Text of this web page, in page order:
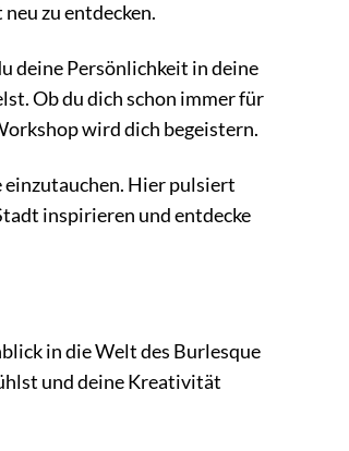
zu entdecken.
deine Persönlichkeit in deine
Ob du dich schon immer für
wird dich begeistern.
einzutauchen. Hier pulsiert
inspirieren und entdecke
in die Welt des Burlesque
und deine Kreativität